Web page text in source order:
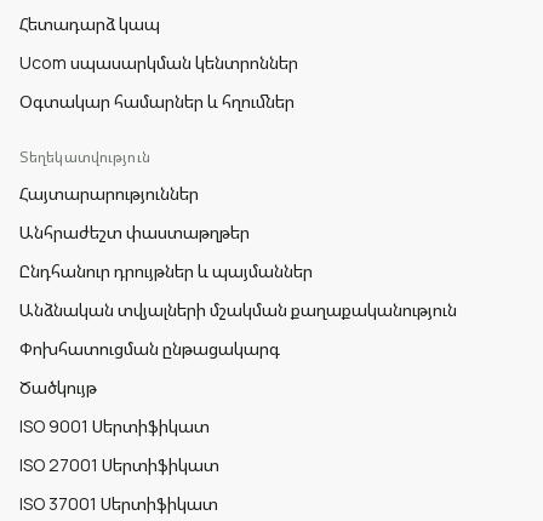
Հետադարձ կապ
Ucom սպասարկման կենտրոններ
Օգտակար համարներ և հղումներ
Տեղեկատվություն
Հայտարարություններ
Անհրաժեշտ փաստաթղթեր
Ընդհանուր դրույթներ և պայմաններ
Անձնական տվյալների մշակման քաղաքականություն
Փոխհատուցման ընթացակարգ
Ծածկույթ
ISO 9001 Սերտիֆիկատ
ISO 27001 Սերտիֆիկատ
ISO 37001 Սերտիֆիկատ